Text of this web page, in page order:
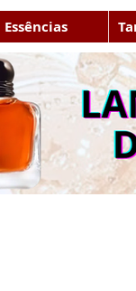
Essências